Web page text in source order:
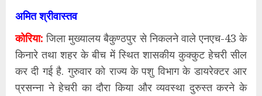
अमित श्रीवास्तव
कोरिया:जिला मुख्यालय बैकुण्ठपुर से निकलने वाले एनएच-43 के
किनारे तथा शहर के बीच में स्थित शासकीय कुक्कुट हेचरी सील
कर दी गई है. गुरुवार को राज्य के पशु विभाग के डायरेक्टर आर
प्रसन्ना ने हेचरी का दौरा किया और व्यवस्था दुरुस्त करने के